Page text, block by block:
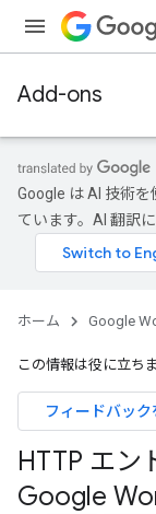
Add-ons
Google は AI 技術
ています。AI 翻訳
ホーム Google
この情報は役に立ち
フィードバック
HTTP エン
Google